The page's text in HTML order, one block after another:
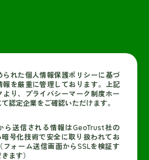
られた個人情報保護ポリシーに基づ
報を厳重に管理しております。上記
より、プライバシーマーク制度ホー
認定企業をご確認いただけます。
ら送信される情報はGeoTrust社の
暗号化技術で安全に取り扱われてお
フォーム送信画面からSSLを検証す
ます）